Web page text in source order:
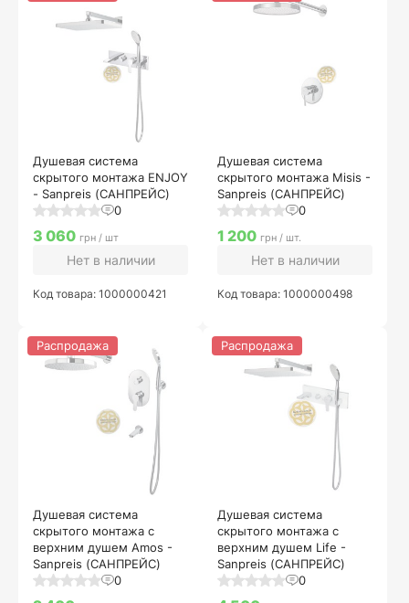
Душевая система
скрытого монтажа ENJOY
- Sanpreis (САНПРЕЙС)
0
3 060 грн / шт
Нет в наличии
Код товара: 1000000421
Душевая система
скрытого монтажа Misis -
Sanpreis (САНПРЕЙС)
0
1 200 грн / шт.
Нет в наличии
Код товара: 1000000498
Душевая система
скрытого монтажа с
верхним душем Amos -
Sanpreis (САНПРЕЙС)
0
Распродажа
Душевая система
скрытого монтажа с
верхним душем Life -
Sanpreis (САНПРЕЙС)
0
Распродажа